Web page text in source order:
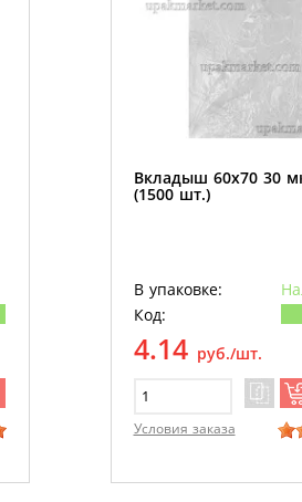
Вкладыш 60х70 30
(1500 шт.)
В упаковке:
Код:
4.14 руб./шт.
Условия заказа